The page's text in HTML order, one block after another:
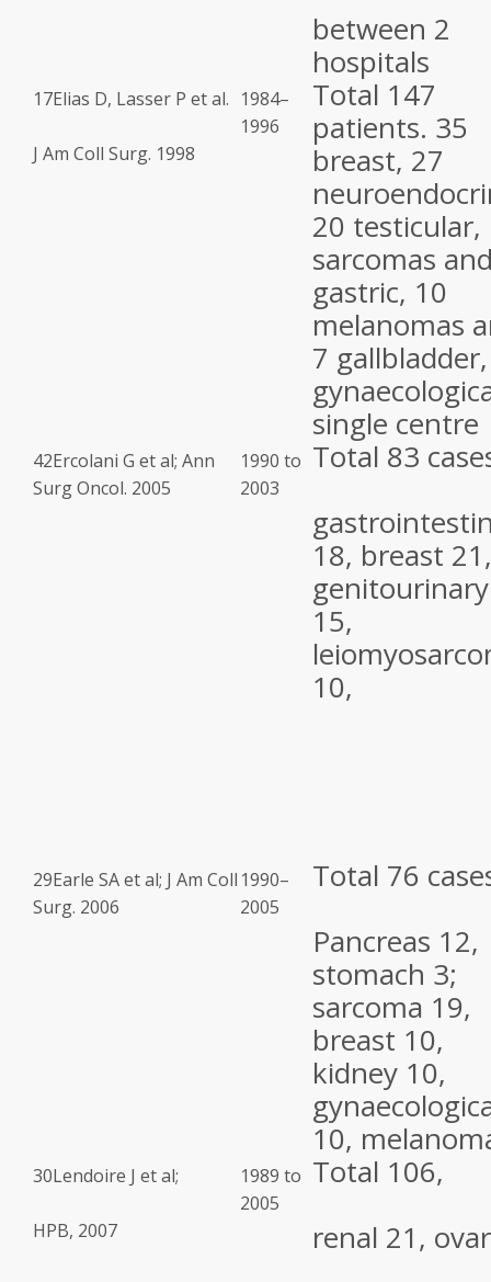
between 2
hospitals
17Elias D, Lasser P et al.
J Am Coll Surg. 1998
1984–
1996
Total 147
patients. 35
breast, 27
20 testicular,
sarcomas
gastric, 10
melanomas
7
single centre
42Ercolani G et al; Ann
Surg Oncol. 2005
1990 to
2003
Total 83
18, breast 21,
genitourinary
15,
10,
29Earle SA et al; J Am Coll
Surg. 2006
1990–
2005
Total 76
Pancreas 12,
stomach 3;
sarcoma 19,
breast 10,
kidney 10,
10,
30Lendoire J et al;
HPB, 2007
1989 to
2005
Total 106,
renal 21,